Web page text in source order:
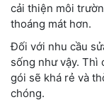
cải thiện môi
thoáng mát hơn.
Đối với nhu cầu
sống như vậy. Thì
gói sẽ khá rẻ và
chóng.